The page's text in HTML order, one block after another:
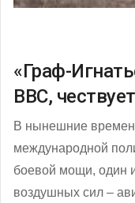
«Граф-
ВВС,
В нынешние
международной
боевой мощи, один
воздушных сил –